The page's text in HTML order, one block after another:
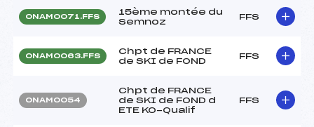
ONAM0071.FFS
15ème montée du
Semnoz
FFS
ONAM0063.FFS
Chpt de FRANCE
de SKI de FOND
FFS
ONAM0054
Chpt de FRANCE
de SKI de FOND d
ETE KO-Qualif
FFS